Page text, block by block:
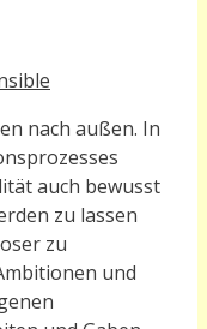
nach außen. In
auch bewusst
zu lassen
zu
und
n